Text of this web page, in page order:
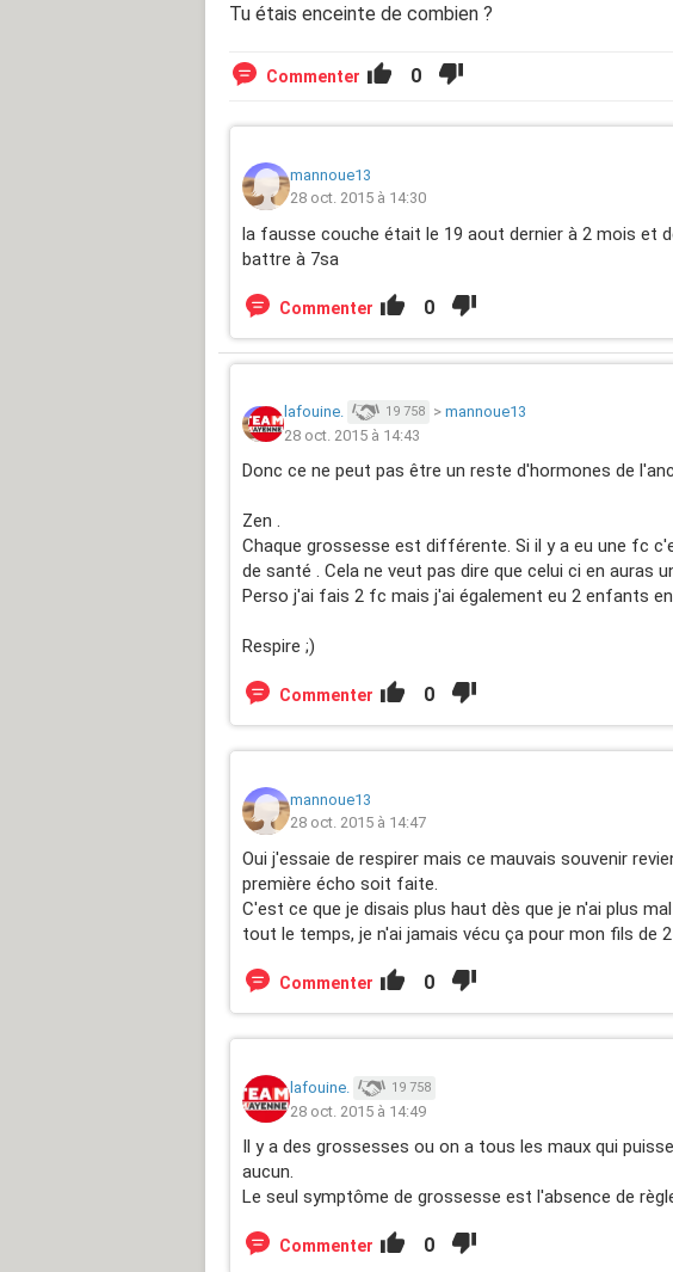
Tu étais enceinte de combien ?
Commenter 0
mannoue13
28 oct. 2015 à 14:30
la fausse couche était le 19 aout dernier à 2 mois et
battre à 7sa
Commenter 0
lafouine. 19 758 > mannoue13
28 oct. 2015 à 14:43
Donc ce ne peut pas être un reste d'hormones de
Zen .
Chaque grossesse est différente. Si il y a eu une fc
de santé . Cela ne veut pas dire que celui ci en auras
Perso j'ai fais 2 fc mais j'ai également eu 2 enfants
Respire ;)
Commenter 0
mannoue13
28 oct. 2015 à 14:47
Oui j'essaie de respirer mais ce mauvais souvenir
première écho soit faite.
C'est ce que je disais plus haut dès que je n'ai plus
tout le temps, je n'ai jamais vécu ça pour mon fils de
Commenter 0
lafouine. 19 758
28 oct. 2015 à 14:49
Il y a des grossesses ou on a tous les maux qui
aucun.
Le seul symptôme de grossesse est l'absence de
Commenter 0